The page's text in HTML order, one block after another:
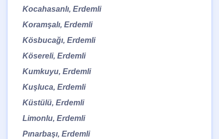
Kocahasanlı, Erdemli
Koramşalı, Erdemli
Kösbucağı, Erdemli
Kösereli, Erdemli
Kumkuyu, Erdemli
Kuşluca, Erdemli
Küstülü, Erdemli
Limonlu, Erdemli
Pınarbaşı, Erdemli